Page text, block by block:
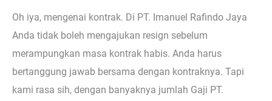
Oh iya, mengenai kontrak. Di PT. Imanuel Rafindo Jaya
Anda tidak boleh mengajukan resign sebelum
merampungkan masa kontrak habis. Anda harus
bertanggung jawab bersama dengan kontraknya. Tapi
kami rasa sih, dengan banyaknya jumlah Gaji PT.